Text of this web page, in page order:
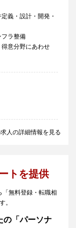
義・設計・開発・
フラ整備
意分野にあわせ
人の詳細情報を見る
トを提供
無料登録・転職相
。
の「パーソナ